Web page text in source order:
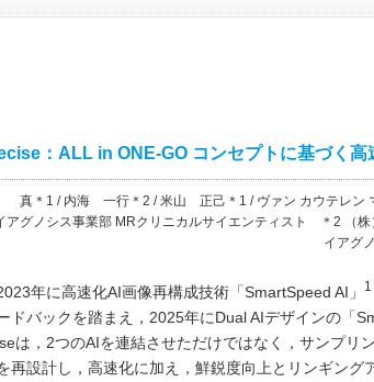
：ALL in ONE-GO コンセプトに基づく高
1 / 内海 一行＊2 / 米山 正己＊1 / ヴァン カウテレン マ
アグノシス事業部 MRクリニカルサイエンティスト ＊2 （
イアグ
年に高速化AI画像再構成技術「SmartSpeed AI」 1
ドバックを踏まえ，2025年にDual AIデザインの「
は，2つのAIを連結させただけではなく，サンプリ
再設計し，高速化に加え，鮮鋭度向上とリンギング